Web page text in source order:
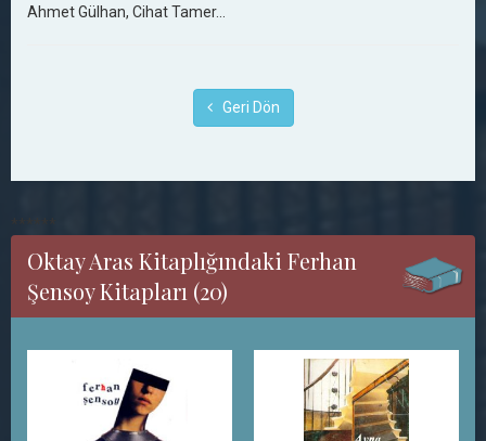
Ahmet Gülhan, Cihat Tamer...
Geri Dön
Oktay Aras Kitaplığındaki Ferhan
Şensoy Kitapları (20)